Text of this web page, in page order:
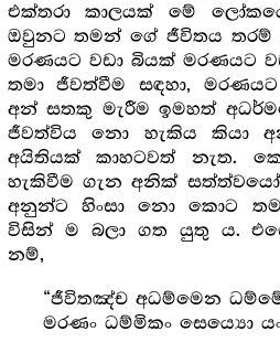
එක්තරා කාලයක් මේ
ඔවුනට තමන් ගේ ජීවිතය තරම්
මරණයට වඩා බියක් මරණයට
තමා ජීවත්වීම සඳහා,
අන් සතකු මැරීම ඉමහත්
ජීවත්විය නො හැකිය කියා
අයිතියක් කාහටවත් නැත.
හැකිවීම ගැන අනික්
අනුන්ට හිංසා නො කොට
විසින් ම බලා ගත යුතු ය.
නම්,
“ජීවිතඤ්ච අධම්මෙන
මරණං ධම්මිකං සෙය්‍යො